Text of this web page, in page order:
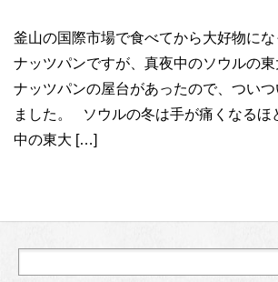
釜山の国際市場で食べてから大好物に
ナッツパンですが、真夜中のソウルの
ナッツパンの屋台があったので、つい
ました。 ソウルの冬は手が痛くなるほ
中の東大 […]